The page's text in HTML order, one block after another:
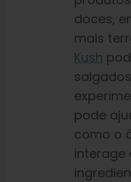
doces,
mais
Kush
pode
como o
interage